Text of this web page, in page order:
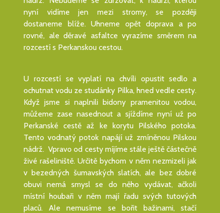
nyní vidíme jen mezi stromy, se později
dostaneme blíže. Uhneme opět doprava a po
rovné, ale děravé asfaltce vyrazíme směrem na
rozcestí s Perkanskou cestou.
U rozcestí se vyplatí na chvíli opustit sedlo a
ochutnat vodu ze studánky Pilka, hned vedle cesty.
Když jsme si naplnili bidony pramenitou vodou,
můžeme zase nasednout a sjíždíme nyní už po
Perkanské cestě až ke korytu Pilského potoka.
Tento vodnatý potok napájí už zmíněnou Pilskou
nádrž. Vpravo od cesty míjíme stále ještě částečně
živé rašeliniště. Určitě bychom v něm nezmizeli jak
v bezedných šumavských slatích, ale bez dobré
obuvi nemá smysl se do něho vydávat, ačkoli
místní houbaři v něm mají řadu svých tutových
placů. Ale nemusíme se bořit bažinami, stačí